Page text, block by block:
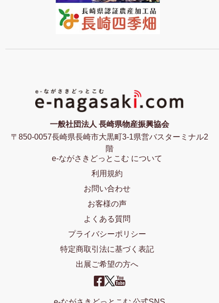
一般社団法人 長崎県物産振興協会
〒850-0057長崎県長崎市大黒町3-1県営バスターミナル2
階
e-ながさきどっとこむ について
利用規約
お問い合わせ
お客様の声
よくある質問
プライバシーポリシー
特定商取引法に基づく表記
出展ご希望の方へ